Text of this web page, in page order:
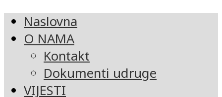
Naslovna
O NAMA
Kontakt
Dokumenti udruge
VIJESTI